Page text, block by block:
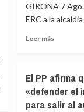
a
Italia
GIRONA 7
ERC a la
Leer másLeer
de
ERC
El PP afirma
«defender el
para salir al